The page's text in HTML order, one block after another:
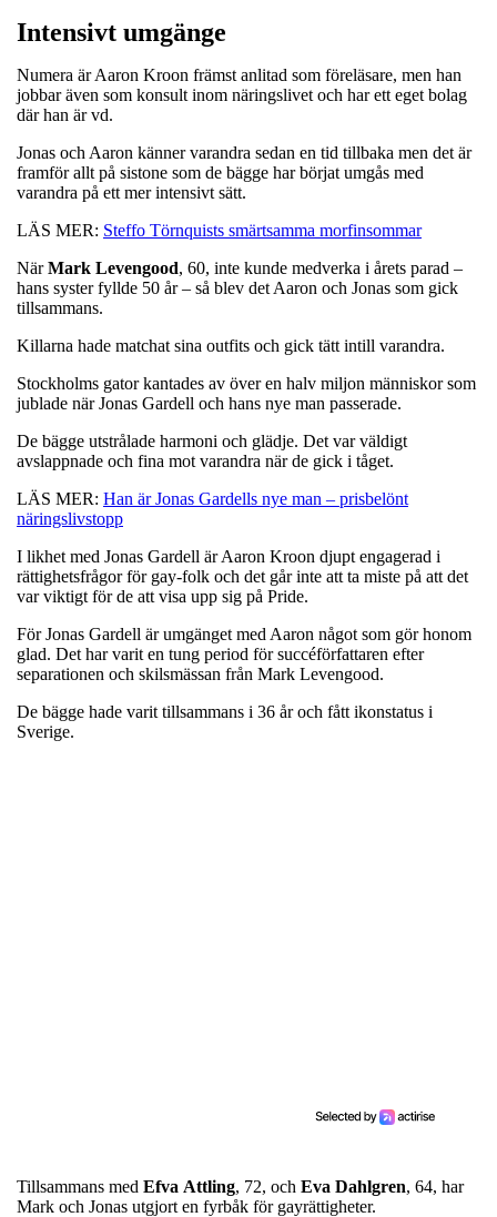
Intensivt umgänge
Numera är Aaron Kroon främst anlitad som föreläsare, men han
jobbar även som konsult inom näringslivet och har ett eget bolag
där han är vd.
Jonas och Aaron känner varandra sedan en tid tillbaka men det är
framför allt på sistone som de bägge har börjat umgås med
varandra på ett mer intensivt sätt.
LÄS MER: Steffo Törnquists smärtsamma morfinsommar
NärMark Levengood, 60, inte kunde medverka i årets parad –
hans syster fyllde 50 år – så blev det Aaron och Jonas som gick
tillsammans.
Killarna hade matchat sina outfits och gick tätt intill varandra.
Stockholms gator kantades av över en halv miljon människor som
jublade när Jonas Gardell och hans nye man passerade.
De bägge utstrålade harmoni och glädje. Det var väldigt
avslappnade och fina mot varandra när de gick i tåget.
LÄS MER: Han är Jonas Gardells nye man – prisbelönt
näringslivstopp
I likhet med Jonas Gardell är Aaron Kroon djupt engagerad i
rättighetsfrågor för gay-folk och det går inte att ta miste på att det
var viktigt för de att visa upp sig på Pride.
För Jonas Gardell är umgänget med Aaron något som gör honom
glad. Det har varit en tung period för succéförfattaren efter
separationen och skilsmässan från Mark Levengood.
De bägge hade varit tillsammans i 36 år och fått ikonstatus i
Sverige.
Tillsammans med Efva Attling, 72, och Eva Dahlgren, 64, har
Mark och Jonas utgjort en fyrbåk för gayrättigheter.